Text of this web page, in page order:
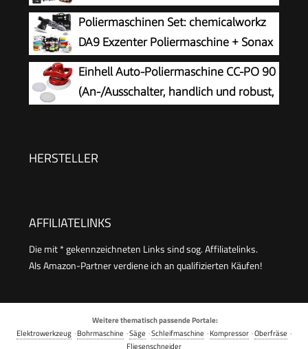
variablen Geschwindigkeitsstufen,
LED-Display und 18-teiligem Polier-Zubehörset
für Wachsen, Polieren und Kratzerentfernung
Poliermaschinen Set: chemicalworkz
DA9 Exzenter Poliermaschine + Sonax
Politur Set + Royal Pads Premium
Polierpads + Dr. Wack Versiegelung für Lack +
Zubehör | 20-teilig
Einhell Auto-Poliermaschine CC-PO 90
(An-/Ausschalter, handlich und robust,
HERSTELLER
AFFILIATELINKS
Die mit * gekennzeichneten Links sind sog. Affiliatelinks.
Als Amazon-Partner verdiene ich an qualifizierten Käufen!
Weitere thematisch passende Portale:
Elektrowerkzeug ·Bohrmaschine ·Säge ·Schleifmaschine ·Kompressor ·Oberfräse ·
Fliesenschneider